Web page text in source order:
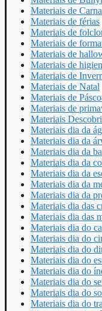
Materiais de
Materiais de férias
Materiais de
Materiais de
Materiais de
Materiais de
Materiais de
Materiais de Natal
Materiais de
Materiais de
Materiais
Materiais dia da
Materiais dia da
Materiais dia da
Materiais dia da
Materiais dia da
Materiais dia da
Materiais dia da
Materiais dia das
Materiais dia das
Materiais dia do
Materiais dia do
Materiais dia do
Materiais dia do
Materiais dia do
Materiais dia do
Materiais dia do
Materiais dia do